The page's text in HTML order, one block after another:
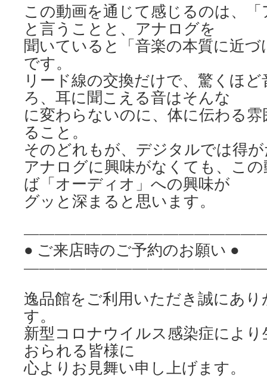
この動画を通じて感じるのは、
と言うことと、アナログを
聞いていると「音楽の本質に近
です。
リード線の交換だけで、驚くほ
ろ、耳に聞こえる音はそんな
に変わらないのに、体に伝わる
ること。
そのどれもが、デジタルでは得
アナログに興味がなくても、こ
ば「オーディオ」への興味が
グッと深まると思います。
● ご来店時のご予約のお願い ●
逸品館をご利用いただき誠にあ
す。
新型コロナウイルス感染症によ
おられる皆様に
心よりお見舞い申し上げます。